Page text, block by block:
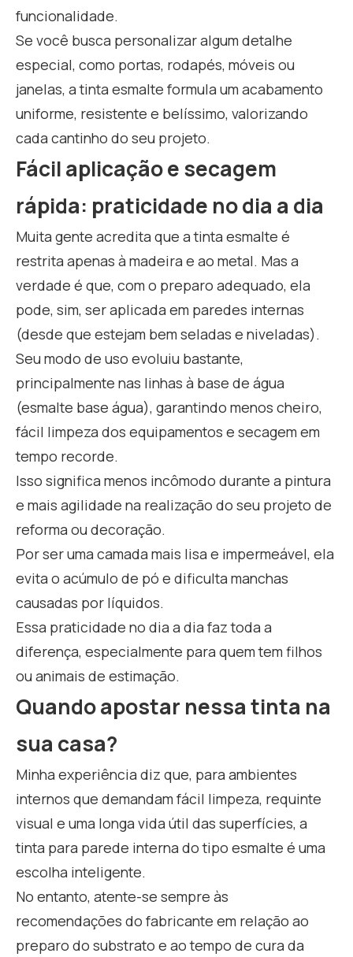
funcionalidade.
Se você busca personalizar algum detalhe
especial, como portas, rodapés, móveis ou
janelas, a tinta esmalte formula um acabamento
uniforme, resistente e belíssimo, valorizando
cada cantinho do seu projeto.
Fácil aplicação e secagem
rápida: praticidade no dia a dia
Muita gente acredita que a tinta esmalte é
restrita apenas à madeira e ao metal. Mas a
verdade é que, com o preparo adequado, ela
pode, sim, ser aplicada em paredes internas
(desde que estejam bem seladas e niveladas).
Seu modo de uso evoluiu bastante,
principalmente nas linhas à base de água
(esmalte base água), garantindo menos cheiro,
fácil limpeza dos equipamentos e secagem em
tempo recorde.
Isso significa menos incômodo durante a pintura
e mais agilidade na realização do seu projeto de
reforma ou decoração.
Por ser uma camada mais lisa e impermeável, ela
evita o acúmulo de pó e dificulta manchas
causadas por líquidos.
Essa praticidade no dia a dia faz toda a
diferença, especialmente para quem tem filhos
ou animais de estimação.
Quando apostar nessa tinta na
sua casa?
Minha experiência diz que, para ambientes
internos que demandam fácil limpeza, requinte
visual e uma longa vida útil das superfícies, a
tinta para parede interna do tipo esmalte é uma
escolha inteligente.
No entanto, atente-se sempre às
recomendações do fabricante em relação ao
preparo do substrato e ao tempo de cura da